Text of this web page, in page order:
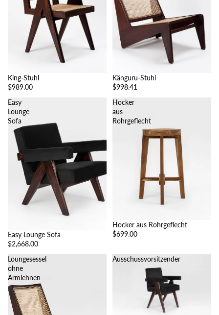
King-Stuhl
$989.00
Känguru-Stuhl
$998.41
Easy
Lounge
Sofa
Easy Lounge Sofa
$2,668.00
Hocker
aus
Rohrgeflecht
Hocker aus Rohrgeflecht
$699.00
Loungesessel
ohne
Armlehnen
Ausschussvorsitzender